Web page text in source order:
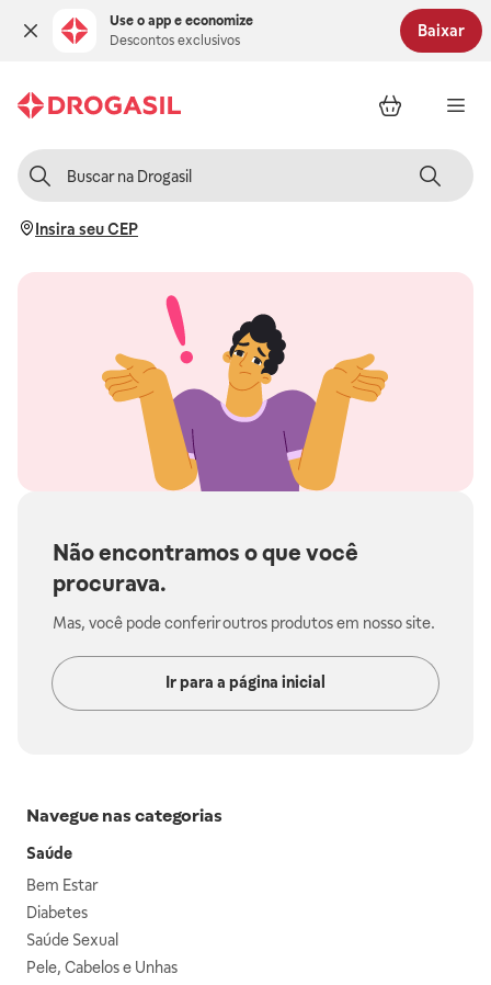
Use o app e economize
Descontos exclusivos
Baixar
Insira seu CEP
Não encontramos o que você
procurava.
Mas, você pode conferir outros produtos em nosso site.
Ir para a página inicial
Navegue nas categorias
Saúde
Bem Estar
Diabetes
Saúde Sexual
Pele, Cabelos e Unhas